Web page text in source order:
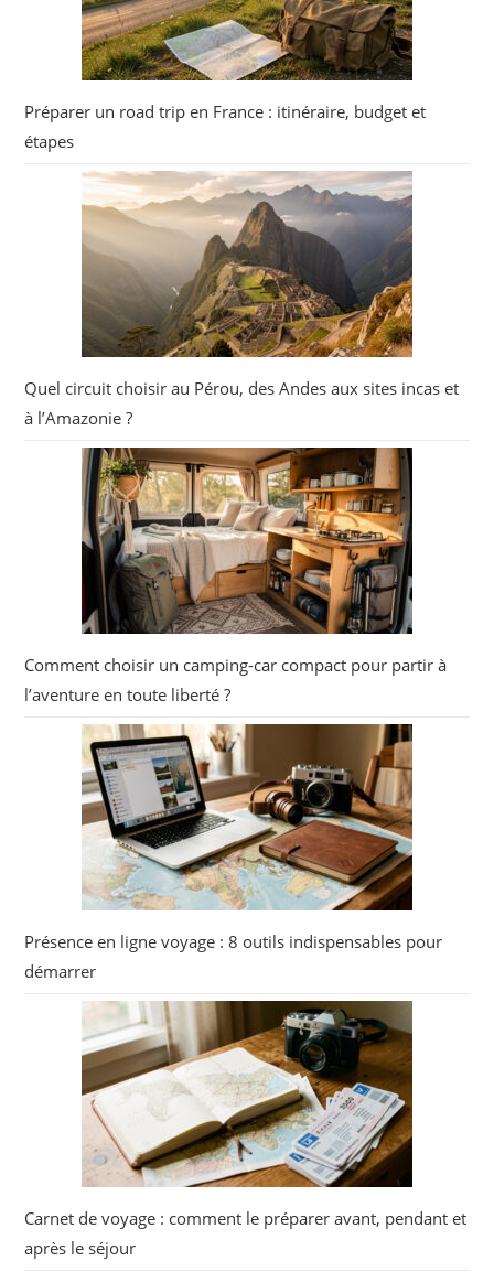
Préparer un road trip en France : itinéraire, budget et
étapes
Quel circuit choisir au Pérou, des Andes aux sites incas et
à l’Amazonie ?
Comment choisir un camping-car compact pour partir à
l’aventure en toute liberté ?
Présence en ligne voyage : 8 outils indispensables pour
démarrer
Carnet de voyage : comment le préparer avant, pendant et
après le séjour